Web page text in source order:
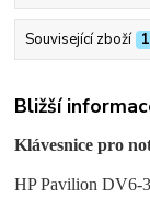
Související zboží 1
Bližší
Klávesnice pro
HP Pavilion DV6-